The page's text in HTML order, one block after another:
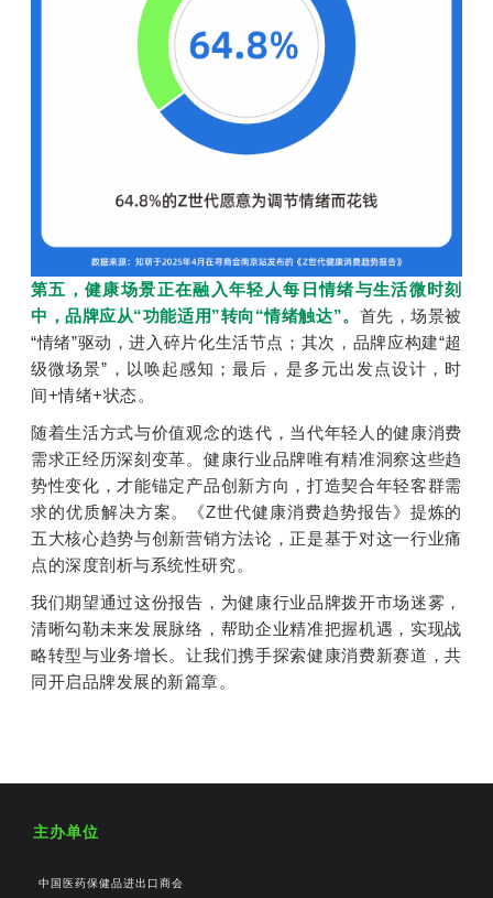
第五，健康场景正在融入年轻人每日情绪与生活微时刻
中，品牌应从“功能适用”转向“情绪触达”。 首先，场景被
“情绪”驱动，进入碎片化生活节点；其次，品牌应构建“超
级微场景”，以唤起感知；最后，是多元出发点设计，时
间+情绪+状态。
随着生活方式与价值观念的迭代，当代年轻人的健康消费
需求正经历深刻变革。 健康行业品牌唯有精准洞察这些趋
势性变化，才能锚定产品创新方向，打造契合年轻客群需
求的优质解决方案。
《Z世代健康消费趋势报告》提炼的
五大核心趋势与创新营销方法论，正是基于对这一行业痛
点的深度剖析与系统性研究。
我们期望通过这份报告，为健康行业品牌拨开市场迷雾，
清晰勾勒未来发展脉络，帮助企业精准把握机遇，实现战
略转型与业务增长。让我们携手探索健康消费新赛道，共
同开启品牌发展的新篇章。
主办单位
中国医药保健品进出口商会